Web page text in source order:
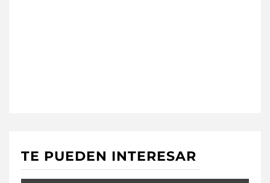
TE PUEDEN INTERESAR